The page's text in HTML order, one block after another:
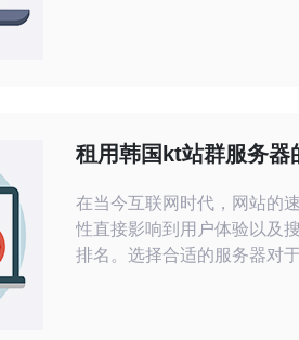
等，他们的价格和性能都有一
异。用
租用韩国kt站群服务器
在当今互联网时代，网站的
性直接影响到用户体验以及
排名。选择合适的服务器对